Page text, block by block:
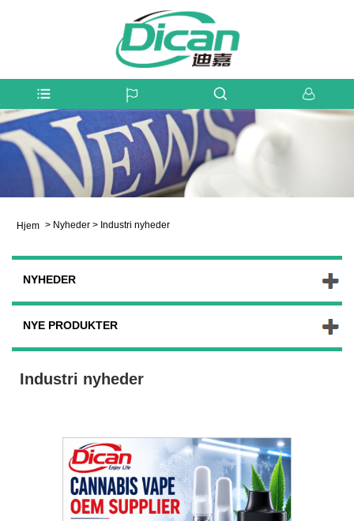
Hjem > Nyheder > Industri nyheder
NYHEDER
NYE PRODUKTER
Industri nyheder